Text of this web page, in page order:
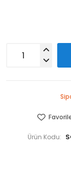
Ürün Kodu: